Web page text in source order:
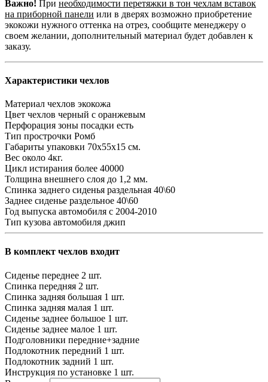
Важно! При необходимости перетяжки в тон чехлам вставок
на приборной панели или в дверях возможно приобретение
экокожи нужного оттенка на отрез, сообщите менеджеру о
своем желании, дополнительный материал будет добавлен к
заказу.
Характеристики чехлов
Материал чехлов экокожа
Цвет чехлов черный с оранжевым
Перфорация зоны посадки есть
Тип прострочки Ромб
Габариты упаковки 70х55х15 см.
Вес около 4кг.
Цикл истирания более 40000
Толщина внешнего слоя до 1,2 мм.
Спинка заднего сиденья раздельная 40\60
Заднее сиденье раздельное 40\60
Год выпуска автомобиля с 2004-2010
Тип кузова автомобиля джип
В комплект чехлов входит
Сиденье переднее 2 шт.
Спинка передняя 2 шт.
Спинка задняя большая 1 шт.
Спинка задняя малая 1 шт.
Сиденье заднее большое 1 шт.
Сиденье заднее малое 1 шт.
Подголовники передние+задние
Подлокотник передний 1 шт.
Подлокотник задний 1 шт.
Инструкция по установке 1 шт.